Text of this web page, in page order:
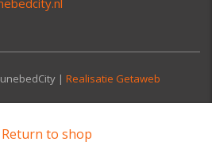
| Realisatie Getaweb
Return to shop